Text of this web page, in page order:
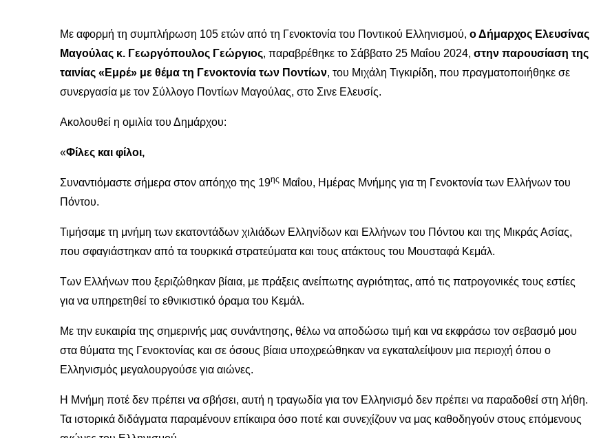
Με αφορμή τη συμπλήρωση 105 ετών από τη Γενοκτονία του Ποντικού Ελληνισμού, ο Δήμαρχος Ελευσίνας
Μαγούλας κ. Γεωργόπουλος Γεώργιος, παραβρέθηκε το Σάββατο 25 Μαΐου 2024, στην παρουσίαση της
ταινίας «Εμρέ» με θέμα τη Γενοκτονία των Ποντίων, του Μιχάλη Τιγκιρίδη, που πραγματοποιήθηκε σε
συνεργασία με τον Σύλλογο Ποντίων Μαγούλας, στο Σινε Ελευσίς.
Ακολουθεί η ομιλία του Δημάρχου:
«Φίλες και φίλοι,
Συναντιόμαστε σήμερα στον απόηχο της 19ης Μαΐου, Ημέρας Μνήμης για τη Γενοκτονία των Ελλήνων του
Πόντου.
Τιμήσαμε τη μνήμη των εκατοντάδων χιλιάδων Ελληνίδων και Ελλήνων του Πόντου και της Μικράς Ασίας,
που σφαγιάστηκαν από τα τουρκικά στρατεύματα και τους ατάκτους του Μουσταφά Κεμάλ.
Των Ελλήνων που ξεριζώθηκαν βίαια, με πράξεις ανείπωτης αγριότητας, από τις πατρογονικές τους εστίες
για να υπηρετηθεί το εθνικιστικό όραμα του Κεμάλ.
Με την ευκαιρία της σημερινής μας συνάντησης, θέλω να αποδώσω τιμή και να εκφράσω τον σεβασμό μου
στα θύματα της Γενοκτονίας και σε όσους βίαια υποχρεώθηκαν να εγκαταλείψουν μια περιοχή όπου ο
Ελληνισμός μεγαλουργούσε για αιώνες.
Η Μνήμη ποτέ δεν πρέπει να σβήσει, αυτή η τραγωδία για τον Ελληνισμό δεν πρέπει να παραδοθεί στη λήθη.
Τα ιστορικά διδάγματα παραμένουν επίκαιρα όσο ποτέ και συνεχίζουν να μας καθοδηγούν στους επόμενους